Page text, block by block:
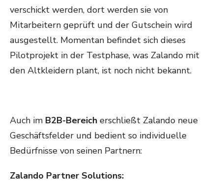
verschickt werden, dort werden sie von
Mitarbeitern geprüft und der Gutschein wird
ausgestellt. Momentan befindet sich dieses
Pilotprojekt in der Testphase, was Zalando mit
den Altkleidern plant, ist noch nicht bekannt.
Auch im B2B-Bereich erschließt Zalando neue
Geschäftsfelder und bedient so individuelle
Bedürfnisse von seinen Partnern:
Zalando Partner Solutions: